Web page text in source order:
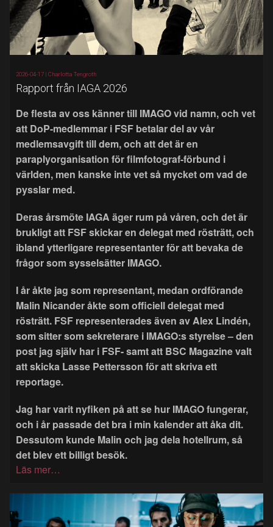
2026-04-17 | Charlotta Tengroth
Rapport från IAGA 2026
De flesta av oss känner till IMAGO vid namn, och vet
att DoP-medlemmar i FSF betalar del av vår
medlemsavgift till dem, och att det är en
paraplyorganisation för filmfotograf-förbund i
världen, men kanske inte vet så mycket om vad de
pysslar med.
Deras årsmöte IAGA äger rum på våren, och det är
brukligt att FSF skickar en delegat med rösträtt, och
ibland ytterligare representanter för att bevaka de
frågor som sysselsätter IMAGO.
I år åkte jag som representant, medan ordförande
Malin Nicander åkte som officiell delegat med
rösträtt. FSF representerades även av Alex Lindén,
som sitter som sekreterare i IMAGO:s styrelse – den
post jag själv har i FSF- samt att BSC Magazine valt
att skicka Lasse Pettersson för att skriva ett
reportage.
Jag har varit nyfiken på att se hur IMAGO fungerar,
och i år passade det bra i min kalender att åka dit.
Dessutom kunde Malin och jag dela hotellrum, så
det blev ett billigt besök.
Läs mer…